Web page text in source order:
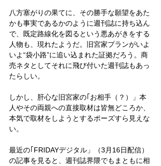
八方塞がりの果てに、その勝手な願望をあた
かも事実であるかのように週刊誌に持ち込ん
で、既定路線化を図るという悪あがきをする
人物も、現れたようだ。旧宮家プランがいよ
いよ“袋小路”に追い込まれた証拠だろう。商
売ネタとしてそれに飛び付いた週刊誌もあっ
たらしい。
しかし、肝心な旧宮家の｢お相手（？）」本
人やその両親への直接取材は皆無どころか、
本気で取材をしようとするポーズすら見えな
い。
最近の｢FRIDAYデジタル」（3月16日配信）
の記事を見ると、週刊誌界隈でもまともに相